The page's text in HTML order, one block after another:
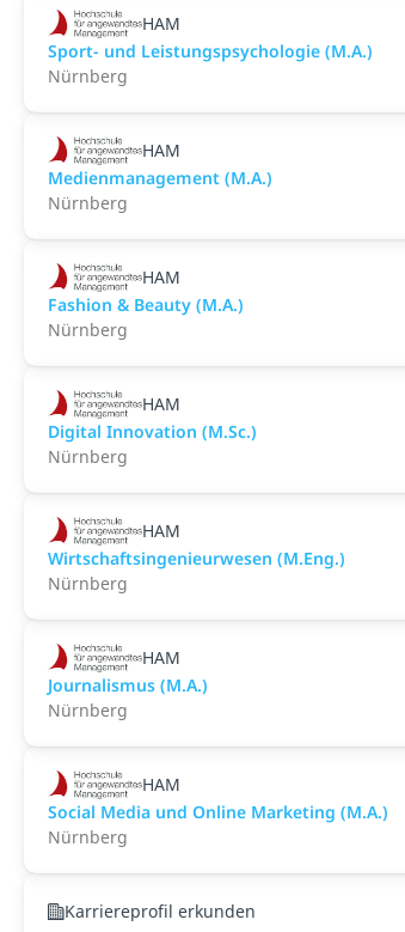
HAM
Sport- und Leistungspsychologie (M.A.)
Nürnberg
HAM
Medienmanagement (M.A.)
Nürnberg
HAM
Fashion & Beauty (M.A.)
Nürnberg
HAM
Digital Innovation (M.Sc.)
Nürnberg
HAM
Wirtschaftsingenieurwesen (M.Eng.)
Nürnberg
HAM
Journalismus (M.A.)
Nürnberg
HAM
Social Media und Online Marketing (M.A.)
Nürnberg
Karriereprofil erkunden